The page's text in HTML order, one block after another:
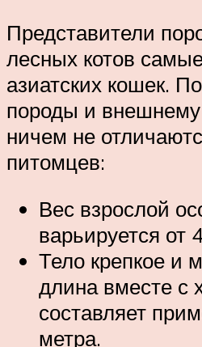
Представители
лесных котов
азиатских кошек.
породы и
ничем не
питомцев:
Вес взрослой
варьируется от
Тело крепкое и
длина вместе с
составляет
метра.